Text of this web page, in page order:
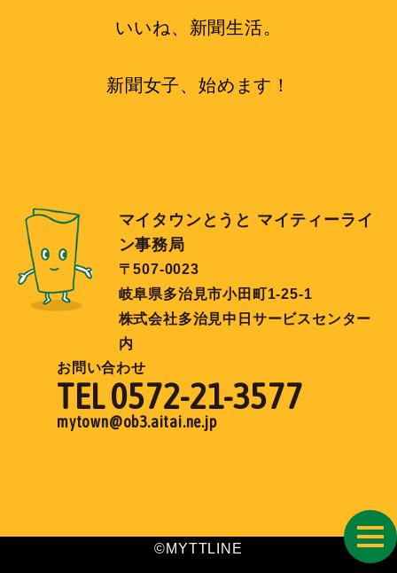
いいね、新聞生活。
新聞女子、始めます！
マイタウンとうと マイティーライ
ン事務局
〒507-0023
岐阜県多治見市小田町1-25-1
株式会社多治見中日サービスセンター
内
お問い合わせ
TEL 0572-21-3577
mytown@ob3.aitai.ne.jp
©MYTTLINE